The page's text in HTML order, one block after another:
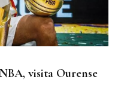
visita Ourense